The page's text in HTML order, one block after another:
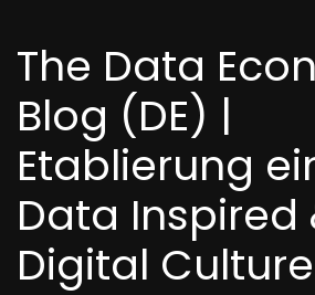
The Data
Blog (DE) |
Etablierung
Data Inspired
Digital Culture